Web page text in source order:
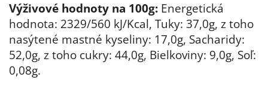
Výživové hodnoty na 100g: Energetická
hodnota: 2329/560 kJ/Kcal, Tuky: 37,0g, z toho
nasýtené mastné kyseliny: 17,0g, Sacharidy:
52,0g, z toho cukry: 44,0g, Bielkoviny: 9,0g, Soľ:
0,08g.